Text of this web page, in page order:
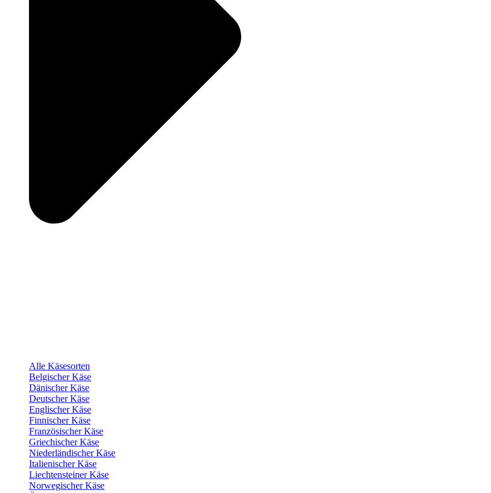
Alle Käsesorten
Belgischer Käse
Dänischer Käse
Deutscher Käse
Englischer Käse
Finnischer Käse
Französischer Käse
Griechischer Käse
Niederländischer Käse
Italienischer Käse
Liechtensteiner Käse
Norwegischer Käse